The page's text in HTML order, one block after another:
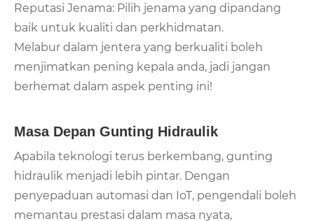
Reputasi Jenama: Pilih jenama yang dipandang
baik untuk kualiti dan perkhidmatan.
Melabur dalam jentera yang berkualiti boleh
menjimatkan pening kepala anda, jadi jangan
berhemat dalam aspek penting ini!
Masa Depan Gunting Hidraulik
Apabila teknologi terus berkembang, gunting
hidraulik menjadi lebih pintar. Dengan
penyepaduan automasi dan IoT, pengendali boleh
memantau prestasi dalam masa nyata,